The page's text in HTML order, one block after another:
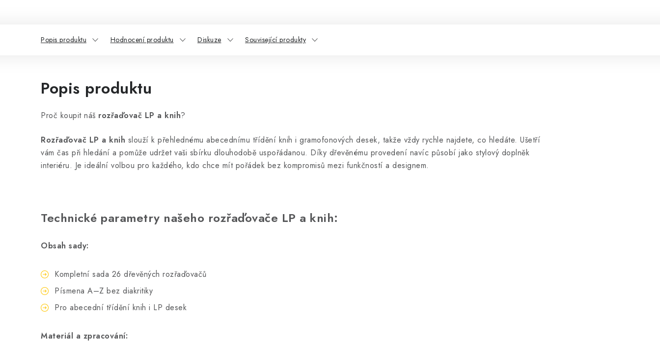
Popis produktu Hodnocení produktu Diskuze Související produkty
Popis produktu
Proč koupit náš rozřaďovač LP a knih?
Rozřaďovač LP a knih slouží k přehlednému abecednímu třídění knih i gramofonových desek, takže vždy rychle najdete, co hledáte. Ušetří
vám čas při hledání a pomůže udržet vaši sbírku dlouhodobě uspořádanou. Díky dřevěnému provedení navíc působí jako stylový doplněk
interiéru. Je ideální volbou pro každého, kdo chce mít pořádek bez kompromisů mezi funkčností a designem.
Technické parametry našeho rozřaďovače LP a knih:
Obsah sady:
Kompletní sada 26 dřevěných rozřaďovačů
Písmena A–Z bez diakritiky
Pro abecední třídění knih i LP desek
Materiál a zpracování: